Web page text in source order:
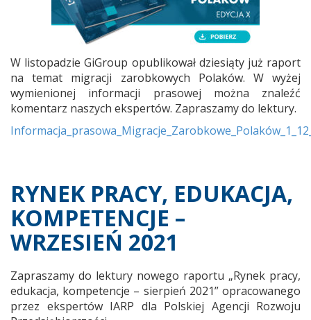
W listopadzie GiGroup opublikował dziesiąty już raport
na temat migracji zarobkowych Polaków. W wyżej
wymienionej informacji prasowej można znaleźć
komentarz naszych ekspertów. Zapraszamy do lektury.
RYNEK PRACY, EDUKACJA,
KOMPETENCJE –
WRZESIEŃ 2021
Zapraszamy do lektury nowego raportu „Rynek pracy,
edukacja, kompetencje – sierpień 2021” opracowanego
przez ekspertów IARP dla Polskiej Agencji Rozwoju